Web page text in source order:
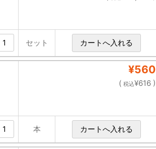
セット
¥560
( 税込¥616 )
本